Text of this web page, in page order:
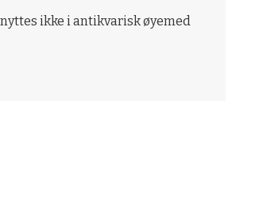
ikke i antikvarisk øyemed